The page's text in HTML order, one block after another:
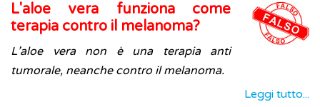
L'aloe vera funziona come
terapia contro il melanoma?
L’aloe vera non è una terapia anti
tumorale, neanche contro il melanoma.
Leggi tutto...